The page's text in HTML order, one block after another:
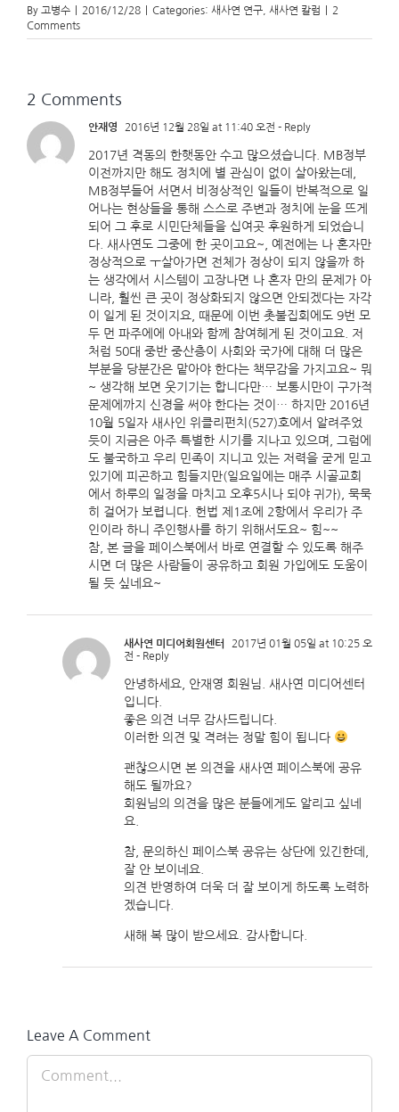
By 고병수 2016/12/28 Categories: 새사연 연구 새사연 칼럼
2
Comments
2 Comments
안재영 2016년 12월 28일 at 11:40 오전 - Reply
2017년 격동의 한햇동안 수고 많으셨습니다. MB정부
이전까지만 해도 정치에 별 관심이 없이 살아왔는데,
MB정부들어 서면서 비정상적인 일들이 반복적으로 일
어나는 현상들을 통해 스스로 주변과 정치에 눈을 뜨게
되어 그 후로 시민단체들을 십여곳 후원하게 되었습니
다. 새사연도 그중에 한 곳이고요~, 예전에는 나 혼자만
정상적으로 ㅜ살아가면 전체가 정상이 되지 않을까 하
는 생각에서 시스템이 고장나면 나 혼자 만의 문제가 아
니라, 훨씬 큰 곳이 정상화되지 않으면 안되겠다는 자각
이 일게 된 것이지요, 때문에 이번 촛불집회에도 9번 모
두 먼 파주에에 아내와 함께 참여헤게 된 것이고요. 저
처럼 50대 중반 중산층이 사회와 국가에 대해 더 많은
부분을 당분간은 맡아야 한다는 책무감을 가지고요~ 뭐
~ 생각해 보면 웃기기는 합니다만… 보통시만이 구가적
문제에까지 신경을 써야 한다는 것이… 하지만 2016년
10월 5일자 새사인 위클리펀치(527)호에서 알려주었
듯이 지금은 아주 특별한 시기를 지나고 있으며, 그럼에
도 불국하고 우리 민족이 지니고 있는 저력을 굳게 믿고
있기에 피곤하고 힘들지만(일요일에는 매주 시골교회
에서 하루의 일정을 마치고 오후5시나 되야 귀가), 묵묵
히 걸어가 보렵니다. 헌법 제1조에 2항에서 우리가 주
인이라 하니 주인행사를 하기 위해서도요~ 힘~~
참, 본 글을 페이스북에서 바로 연결할 수 있도록 해주
시면 더 많은 사람들이 공유하고 회원 가입에도 도움이
될 듯 싶네요~
새사연 미디어회원센터
2017년 01월 05일 at 10:25 오
전 - Reply
안녕하세요, 안재영 회원님. 새사연 미디어센터
입니다.
좋은 의견 너무 감사드립니다.
이러한 의견 및 격려는 정말 힘이 됩니다
괜찮으시면 본 의견을 새사연 페이스북에 공유
해도 될까요?
회원님의 의견을 많은 분들에게도 알리고 싶네
요.
참, 문의하신 페이스북 공유는 상단에 있긴한데,
잘 안 보이네요.
의견 반영하여 더욱 더 잘 보이게 하도록 노력하
겠습니다.
새해 복 많이 받으세요. 감사합니다.
Leave A Comment